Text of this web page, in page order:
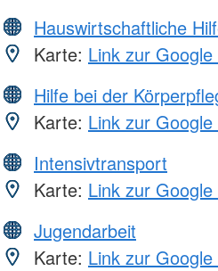
Hauswirtschaftliche
Karte: Link zur
Hilfe bei der
Karte: Link zur
Intensivtransport
Karte: Link zur
Jugendarbeit
Karte: Link zur